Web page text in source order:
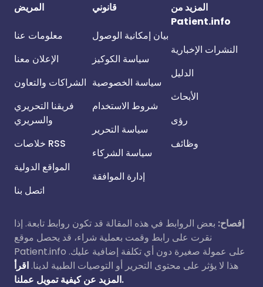
المريض
معلومات عنا
الإعلان معنا
الشراكات والتعاون
فريقنا التحريري
والسريري
خلاصات RSS
المواقع الدولية
اتصل بنا
قانوني
بيان إمكانية الوصول
سياسة الكوكيز
سياسة الخصوصية
شروط الاستخدام
سياسة التحرير
سياسة الشركاء
إدارة الموافقة
المزيد من
Patient.info
النشرات الإخبارية
الدليل
الأبحاث
رؤى
وظائف
إفصاح: بعض الروابط في هذه المقالة قد تكون روابط تابعة. إذا
نقرت على رابط وقمت بعملية شراء، قد يحصل موقع
Patient.info على عمولة صغيرة دون أي تكلفة إضافية عليك.
هذا لا يؤثر على محتوى التحرير أو التوصيات الطبية لدينا. اقرأ
المزيد عن كيفية تمويل عملنا.